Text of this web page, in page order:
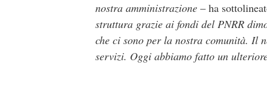
nostra amministrazione – ha
struttura grazie ai fondi del PNRR
che ci sono per la nostra comunità. Il
servizi. Oggi abbiamo fatto un